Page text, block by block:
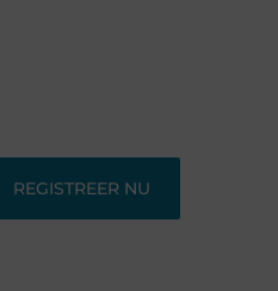
REGISTREER NU